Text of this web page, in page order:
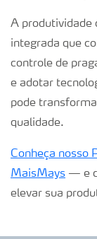
A produtividade
integrada que
controle de
e adotar
pode
qualidade.
Conheça nosso
MaisMays — e
elevar sua